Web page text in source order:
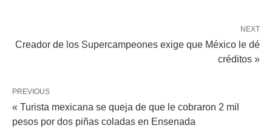
NEXT
Creador de los Supercampeones exige que México le dé
créditos »
PREVIOUS
« Turista mexicana se queja de que le cobraron 2 mil
pesos por dos piñas coladas en Ensenada